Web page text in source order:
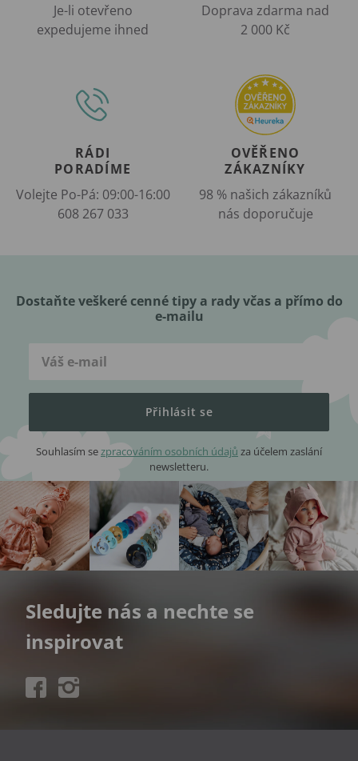
Je-li otevřeno
expedujeme ihned
Doprava zdarma nad
2 000 Kč
RÁDI
PORADÍME
Volejte Po-Pá: 09:00-16:00
608 267 033
OVĚŘENO
ZÁKAZNÍKY
98 % našich zákazníků
nás doporučuje
Dostaňte veškeré cenné tipy a rady včas a přímo do
e-mailu
Přihlásit se
Souhlasím se zpracováním osobních údajů za účelem zaslání
newsletteru.
Sledujte nás a nechte se
inspirovat